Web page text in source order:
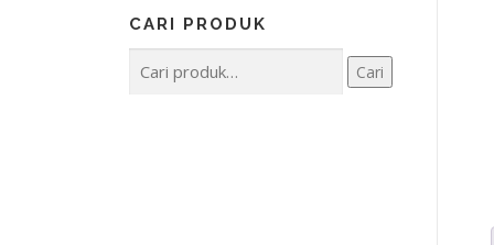
CARI PRODUK
untuk:
Cari